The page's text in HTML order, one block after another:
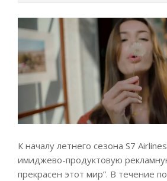
К началу летнего сезона S7
имиджево-продуктовую
прекрасен этот мир”. В течение